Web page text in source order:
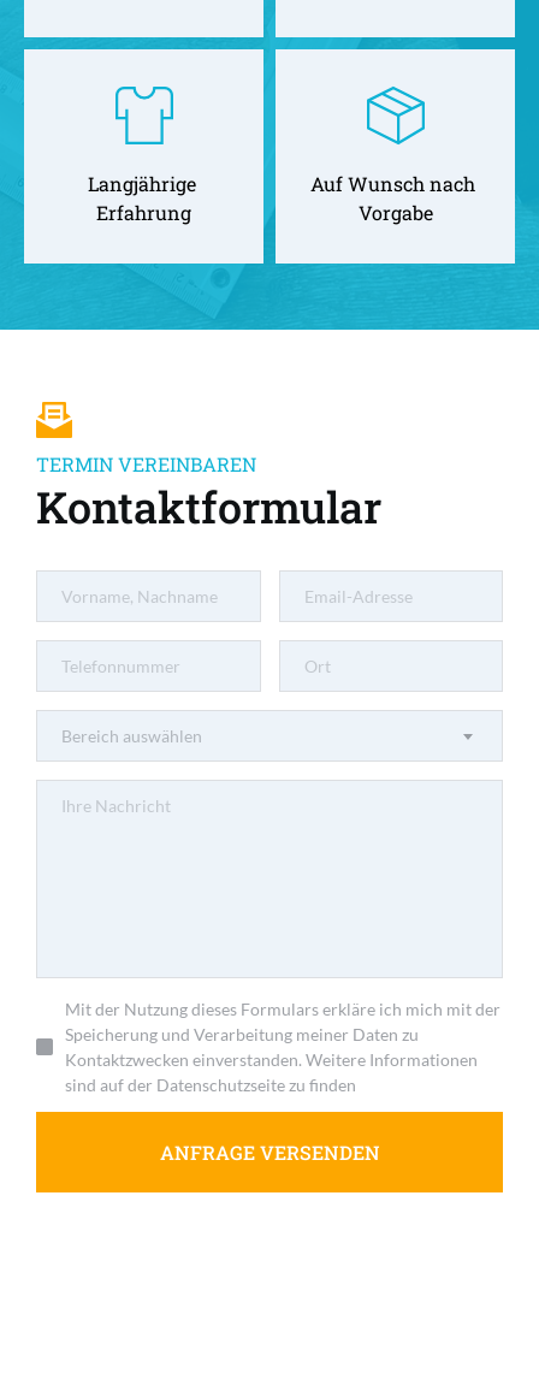
Langjährige
Erfahrung
Auf Wunsch nach
Vorgabe
TERMIN VEREINBAREN
Kontaktformular
Bereich auswählen
Mit der Nutzung dieses Formulars erkläre ich mich mit der
Speicherung und Verarbeitung meiner Daten zu
Kontaktzwecken einverstanden. Weitere Informationen
sind auf der Datenschutzseite zu finden
ANFRAGE VERSENDEN